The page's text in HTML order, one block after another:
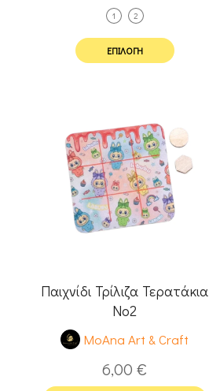
1 2
ΕΠΙΛΟΓΉ
Παιχνίδι Τρίλιζα Τερατάκια
No2
MoAna Art & Craft
6,00€